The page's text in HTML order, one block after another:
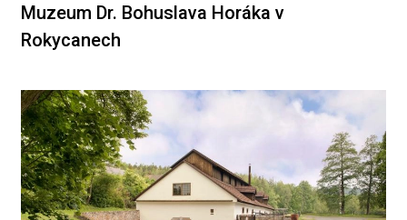
Muzeum Dr. Bohuslava Horáka v
Rokycanech